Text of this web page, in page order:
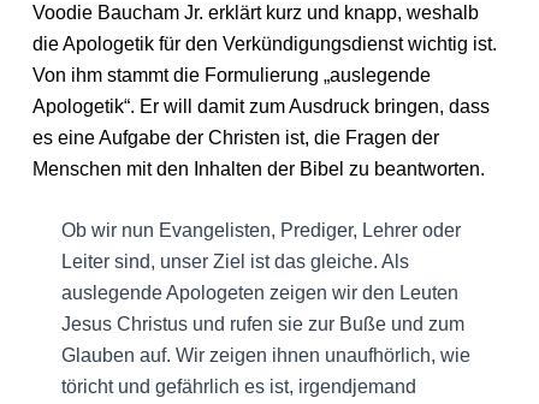
Voodie Baucham Jr. erklärt kurz und knapp, weshalb
die Apologetik für den Verkündigungsdienst wichtig ist.
Von ihm stammt die Formulierung „auslegende
Apologetik“. Er will damit zum Ausdruck bringen, dass
es eine Aufgabe der Christen ist, die Fragen der
Menschen mit den Inhalten der Bibel zu beantworten.
Ob wir nun Evangelisten, Prediger, Lehrer oder
Leiter sind, unser Ziel ist das gleiche. Als
auslegende Apologeten zeigen wir den Leuten
Jesus Christus und rufen sie zur Buße und zum
Glauben auf. Wir zeigen ihnen unaufhörlich, wie
töricht und gefährlich es ist, irgendjemand